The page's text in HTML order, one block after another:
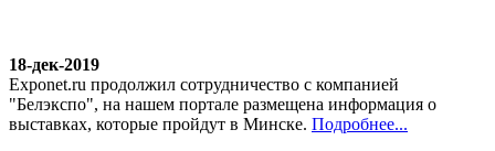
18-дек-2019
Exponet.ru продолжил сотрудничество с компанией
"Белэкспо", на нашем портале размещена информация о
выставках, которые пройдут в Минске. Подробнее...